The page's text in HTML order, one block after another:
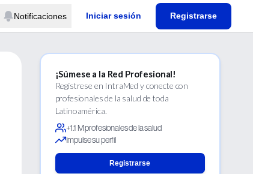
Notificaciones Iniciar sesión Registrarse
¡Súmese a la Red Profesional!
Regístrese en IntraMed y conecte con
profesionales de la salud de toda
Latinoamérica.
+1.1 M profesionales de la salud
Impulse su perfil
Registrarse